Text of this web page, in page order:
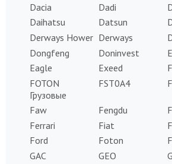
Dacia
Dadi
Daihatsu
Datsun
Derways Hower Derways
Dongfeng
Doninvest
Eagle
Exeed
FOTON
Грузовые
FST0A4
Faw Fengdu
Ferrari
Fiat
Ford
Foton
GAC
GEO